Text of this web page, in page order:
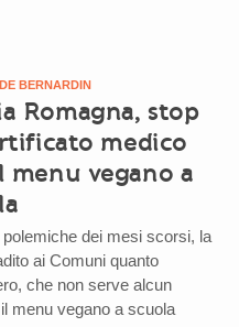
BERNARDIN
Romagna, stop
medico
menu vegano a
polemiche dei mesi scorsi, la
ai Comuni quanto
che non serve alcun
menu vegano a scuola